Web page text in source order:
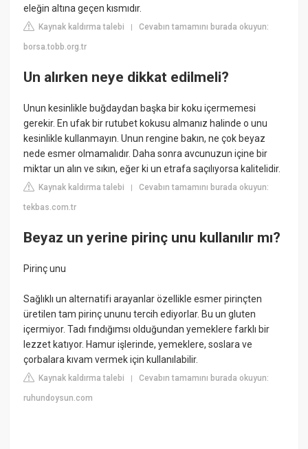
eleğin altına geçen kısmıdır.
Kaynak kaldırma talebi |Cevabın tamamını burada okuyun:
borsa.tobb.org.tr
Un alırken neye dikkat edilmeli?
Unun kesinlikle buğdaydan başka bir koku içermemesi
gerekir. En ufak bir rutubet kokusu almanız halinde o unu
kesinlikle kullanmayın. Unun rengine bakın, ne çok beyaz
nede esmer olmamalıdır. Daha sonra avcunuzun içine bir
miktar un alın ve sıkın, eğer ki un etrafa saçılıyorsa kalitelidir.
Kaynak kaldırma talebi |Cevabın tamamını burada okuyun:
tekbas.com.tr
Beyaz un yerine pirinç unu kullanılır mı?
Pirinç unu
Sağlıklı un alternatifi arayanlar özellikle esmer pirinçten
üretilen tam pirinç ununu tercih ediyorlar. Bu un gluten
içermiyor. Tadı fındığımsı olduğundan yemeklere farklı bir
lezzet katıyor. Hamur işlerinde, yemeklere, soslara ve
çorbalara kıvam vermek için kullanılabilir.
Kaynak kaldırma talebi |Cevabın tamamını burada okuyun:
ruhundoysun.com